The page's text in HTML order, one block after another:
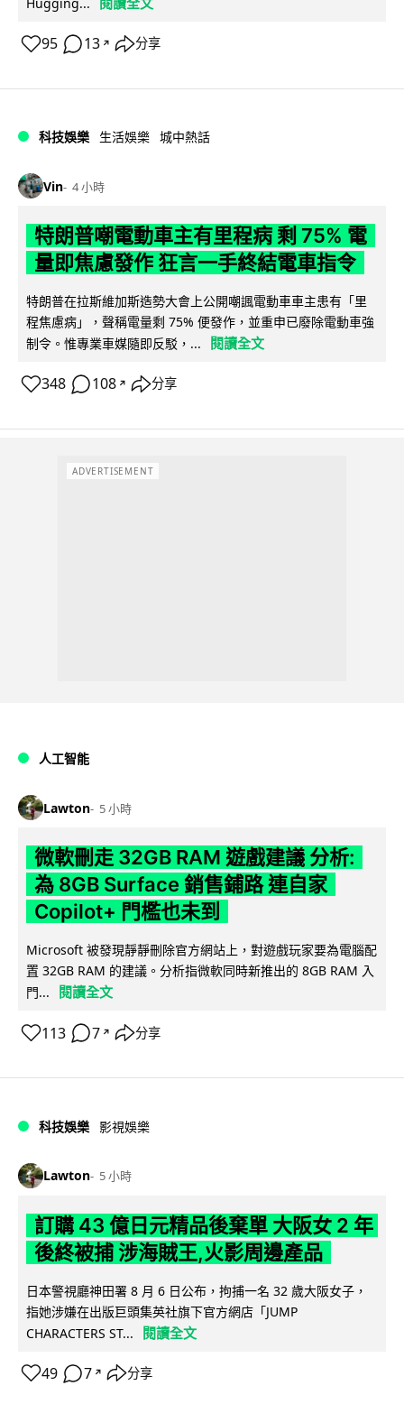
95 13 ↗ 分享
科技娛樂 生活娛樂 城中熱話
Vin 4 小時
特朗普嘲電動車主有里程病 剩 75% 電
量即焦慮發作 狂言一手終結電車指令
特朗普在拉斯維加斯造勢大會上公開嘲諷電動車車主患有「里
程焦慮病」，聲稱電量剩 75% 便發作，並重申已廢除電動車強
制令。惟專業車媒隨即反駁，...
閱讀全文
348 108 ↗ 分享
ADVERTISEMENT
人工智能
Lawton 5 小時
微軟刪走 32GB RAM 遊戲建議 分析:
為 8GB Surface 銷售鋪路 連自家
Copilot+ 門檻也未到
Microsoft 被發現靜靜刪除官方網站上，對遊戲玩家要為電腦配
置 32GB RAM 的建議。分析指微軟同時新推出的 8GB RAM 入
門...
閱讀全文
113 7 ↗ 分享
科技娛樂 影視娛樂
Lawton 5 小時
訂購 43 億日元精品後棄單 大阪女 2 年
後終被捕 涉海賊王,火影周邊產品
日本警視廳神田署 8 月 6 日公布，拘捕一名 32 歲大阪女子，
指她涉嫌在出版巨頭集英社旗下官方網店「JUMP
CHARACTERS ST...
閱讀全文
49 7 ↗ 分享